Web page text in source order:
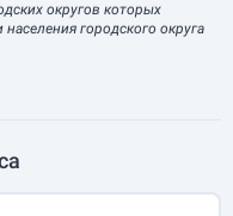
округов которых
городского округа